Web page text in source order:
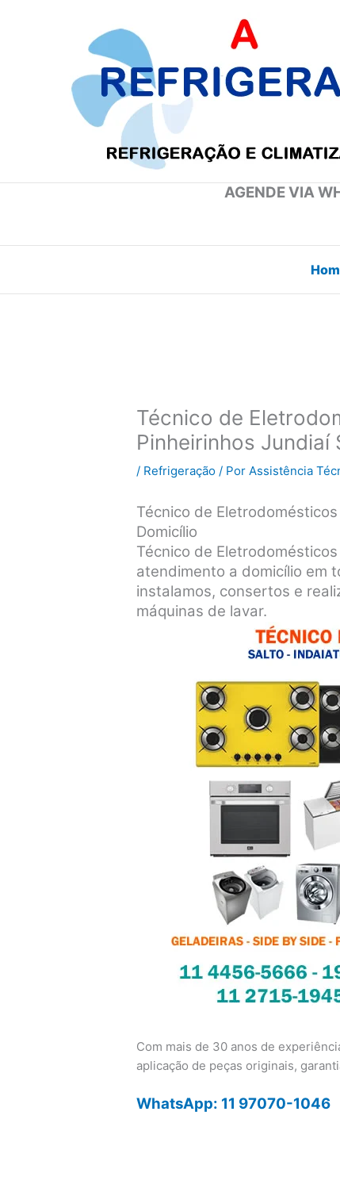
AGENDE VIA
Técnico de
Pinheirinhos Jundiaí
/ Refrigeração / PorAssistência
Técnico de
Domicílio
Técnico de
atendimento a domicílio em
instalamos, consertos e
máquinas de lavar.
Com mais de 30 anos de
aplicação de peças originais,
WhatsApp: 11 97070-1046